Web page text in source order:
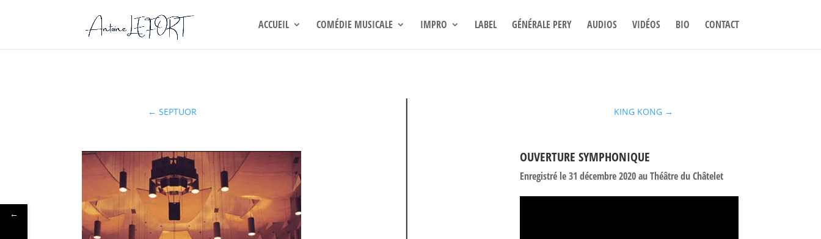
ACCUEIL COMÉDIE MUSICALE IMPRO LABEL GÉNÉRALE PERY AUDIOS VIDÉOS BIO CONTACT
← SEPTUOR KING KONG →
OUVERTURE SYMPHONIQUE
Enregistré le 31 décembre 2020 au Théâtre du Châtelet
←